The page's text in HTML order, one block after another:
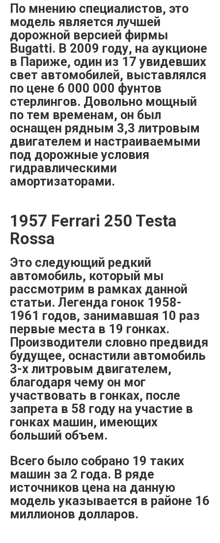
По мнению специалистов, это
модель является лучшей
дорожной версией фирмы
Bugatti. В 2009 году, на аукционе
в Париже, один из 17 увидевших
свет автомобилей, выставлялся
по цене 6 000 000 фунтов
стерлингов. Довольно мощный
по тем временам, он был
оснащен рядным 3,3 литровым
двигателем и настраиваемыми
под дорожные условия
гидравлическими
амортизаторами.
1957 Ferrari 250 Testa
Rossa
Это следующий редкий
автомобиль, который мы
рассмотрим в рамках данной
статьи. Легенда гонок 1958-
1961 годов, занимавшая 10 раз
первые места в 19 гонках.
Производители словно предвидя
будущее, оснастили автомобиль
3-х литровым двигателем,
благодаря чему он мог
участвовать в гонках, после
запрета в 58 году на участие в
гонках машин, имеющих
больший объем.
Всего было собрано 19 таких
машин за 2 года. В ряде
источников цена на данную
модель указывается в районе 16
миллионов долларов.